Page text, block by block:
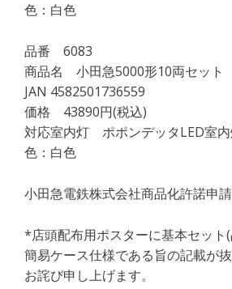
色：白色
品番 6083
商品名 小田急5000形10両セット
JAN 4582501736559
価格 43890円(税込)
対応室内灯 ポポンデッタLED室
色：白色
小田急電鉄株式会社商品化許諾申
*店頭配布用ポスターに基本セット
簡易ケース仕様である旨の記載が抜
お詫び申し上げます。